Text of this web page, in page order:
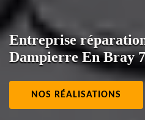
Entreprise
Dampierre En Bray
NOS RÉALISATIONS